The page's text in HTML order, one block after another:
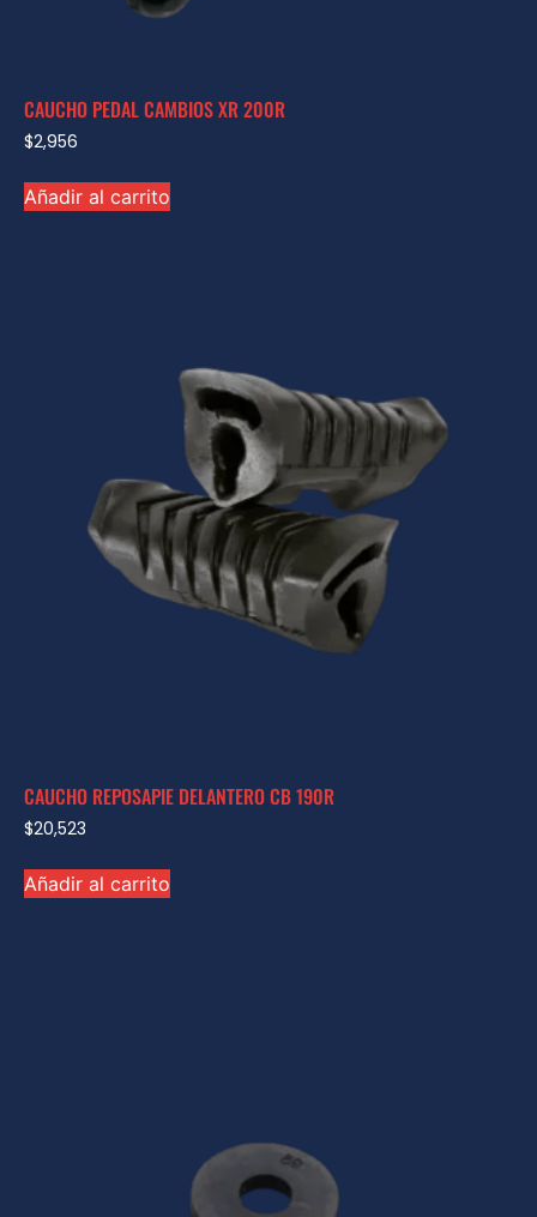
CAUCHO PEDAL CAMBIOS XR 200R
$2,956
Añadir al carrito
CAUCHO REPOSAPIE DELANTERO CB 190R
$20,523
Añadir al carrito